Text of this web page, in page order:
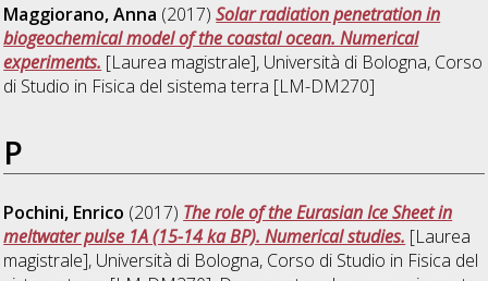
Maggiorano, Anna (2017)Solar radiation penetration in
biogeochemical model of the coastal ocean. Numerical
experiments. [Laurea magistrale], Università di Bologna, Corso
di Studio in Fisica del sistema terra [LM-DM270]
P
Pochini, Enrico (2017) The role of the Eurasian Ice Sheet in
meltwater pulse 1A (15-14 ka BP). Numerical studies. [Laurea
magistrale], Università di Bologna, Corso di Studio in Fisica del